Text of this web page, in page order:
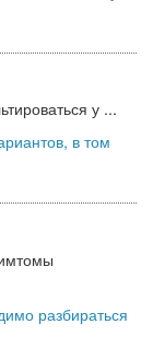
у ...
в том
разбираться